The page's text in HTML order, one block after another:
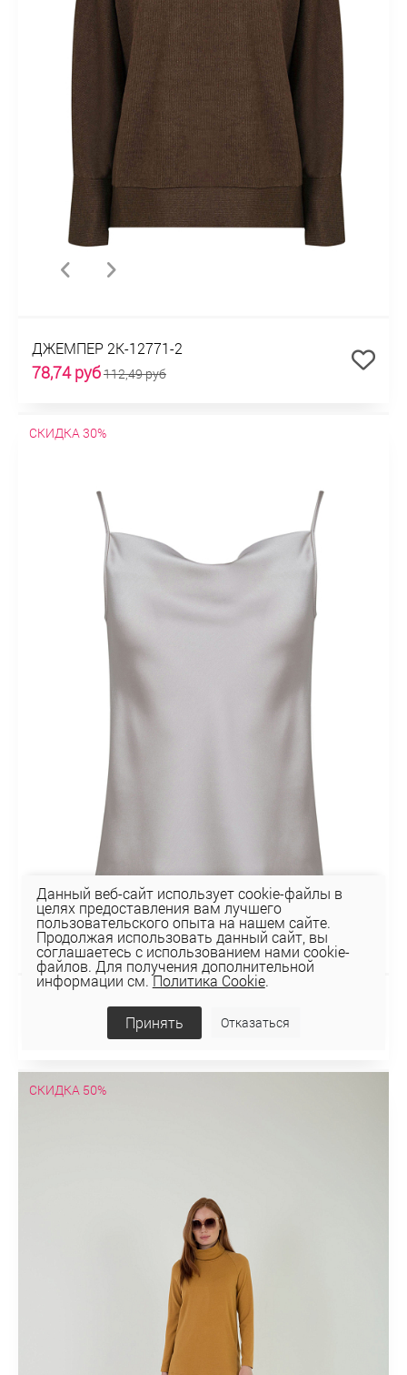
ДЖЕМПЕР 2К-12771-2
78,74 руб112,49 руб
СКИДКА 30%
ТОП 2К-67-1
75 руб
СКИДКА 50%
Данный веб-сайт использует cookie-файлы в
целях предоставления вам лучшего
пользовательского опыта на нашем сайте.
Продолжая использовать данный сайт, вы
соглашаетесь с использованием нами cookie-
файлов. Для получения дополнительной
информации см.Политика Cookie.
Принять Отказаться